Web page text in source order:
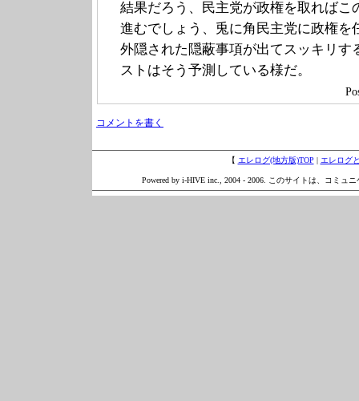
結果だろう、民主党が政権を取ればこ
進むでしょう、兎に角民主党に政権を
外隠された隠蔽事項が出てスッキリす
ストはそう予測している様だ。
コメントを書く
【 エレログ(地方版)TOP エレログ
Powered by i-HIVE inc., 2004 - 2006. このサイトは、コミュ